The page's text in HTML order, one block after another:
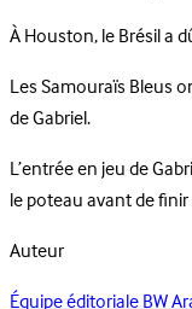
À Houston, le Brésil a
Les Samouraïs Bleus
de Gabriel.
L’entrée en jeu de
le poteau avant de
Auteur